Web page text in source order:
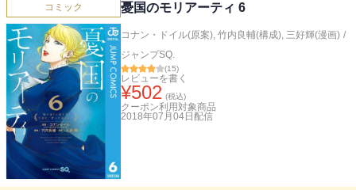
コミック 憂国のモリアーティ 6
コナン・ドイル(原案), 竹内良輔(構成), 三好輝(漫画) /
ジャンプSQ.
(15)
レビューを書く
¥502 (税込)
クーポン利用対象商品
2018年07月04日 配信